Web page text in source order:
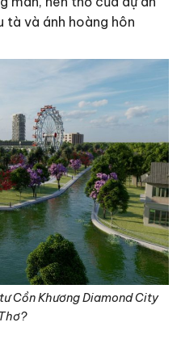
tà và ánh hoàng hôn
Cồn Khương Diamond City